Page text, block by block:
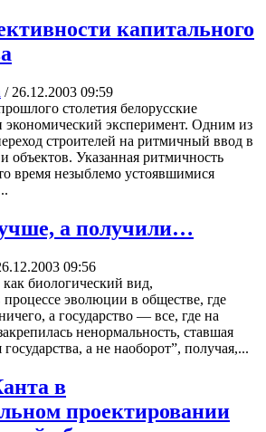
капитального
/ 26.12.2003 09:59
столетия белорусские
экономический эксперимент. Одним из
строителей на ритмичный ввод в
объектов. Указанная ритмичность
время незыблемо устоявшимися
а получили…
09:56
биологический вид,
эволюции в обществе, где
а государство — все, где на
ненормальность, ставшая
а не наоборот”, получая,...
в
проектировании